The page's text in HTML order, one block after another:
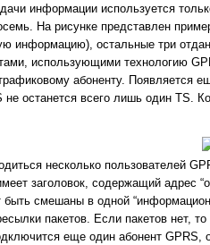
информации используется
На рисунке представлен
информацию), остальные три
использующими технологию
абоненту. Появляется
не останется всего лишь один TS.
несколько пользователей
заголовок, содержащий адрес
быть смешаны в одной
пакетов. Если пакетов нет,
еще один абонент GPRS,